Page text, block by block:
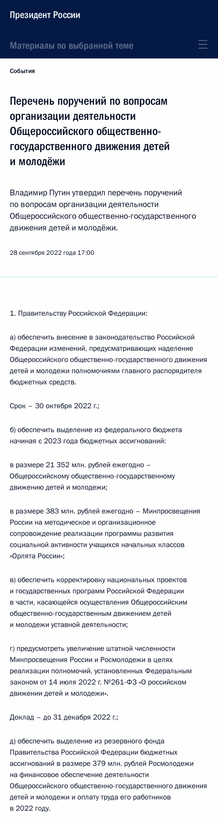
Президент России
Материалы по выбранной теме
События
Перечень поручений по вопросам
организации деятельности
Общероссийского общественно-
государственного движения детей
и молодёжи
Владимир Путин утвердил перечень поручений
по вопросам организации деятельности
Общероссийского общественно-государственного
движения детей и молодёжи.
28 сентября 2022 года 17:00
1. Правительству Российской Федерации:
а) обеспечить внесение в законодательство Российской
Федерации изменений, предусматривающих наделение
Общероссийского общественно-государственного движения
детей и молодежи полномочиями главного распорядителя
бюджетных средств.
Срок – 30 октября 2022 г.;
б) обеспечить выделение из федерального бюджета
начиная с 2023 года бюджетных ассигнований:
в размере 21 352 млн. рублей ежегодно –
Общероссийскому общественно-государственному
движению детей и молодежи;
в размере 383 млн. рублей ежегодно – Минпросвещения
России на методическое и организационное
сопровождение реализации программы развития
социальной активности учащихся начальных классов
«Орлята России»;
в) обеспечить корректировку национальных проектов
и государственных программ Российской Федерации
в части, касающейся осуществления Общероссийским
общественно-государственным движением детей
и молодежи уставной деятельности;
г) предусмотреть увеличение штатной численности
Минпросвещения России и Росмолодежи в целях
реализации полномочий, установленных Федеральным
законом от 14 июля 2022 г. №261-ФЗ «О российском
движении детей и молодежи».
Доклад – до 31 декабря 2022 г.;
д) обеспечить выделение из резервного фонда
Правительства Российской Федерации бюджетных
ассигнований в размере 379 млн. рублей Росмолодежи
на финансовое обеспечение деятельности
Общероссийского общественно-государственного движения
детей и молодежи и оплату труда его работников
в 2022 году.